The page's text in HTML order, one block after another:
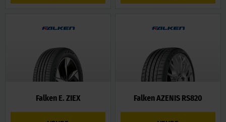
Falken E. ZIEX Falken AZENIS RS820